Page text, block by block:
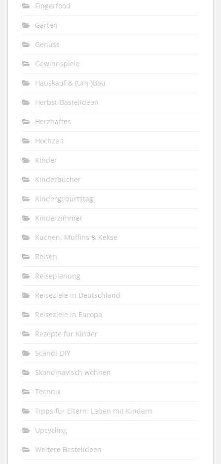
Fingerfood
Garten
Genuss
Gewinnspiele
Hauskauf & (Um-)Bau
Herbst-Bastelideen
Herzhaftes
Hochzeit
Kinder
Kinderbücher
Kindergeburtstag
Kinderzimmer
Kuchen, Muffins & Kekse
Reisen
Reiseplanung
Reiseziele in Deutschland
Reiseziele in Europa
Rezepte für Kinder
Scandi-DIY
Skandinavisch wohnen
Technik
Tipps für Eltern: Leben mit Kindern
Upcycling
Weitere Bastelideen